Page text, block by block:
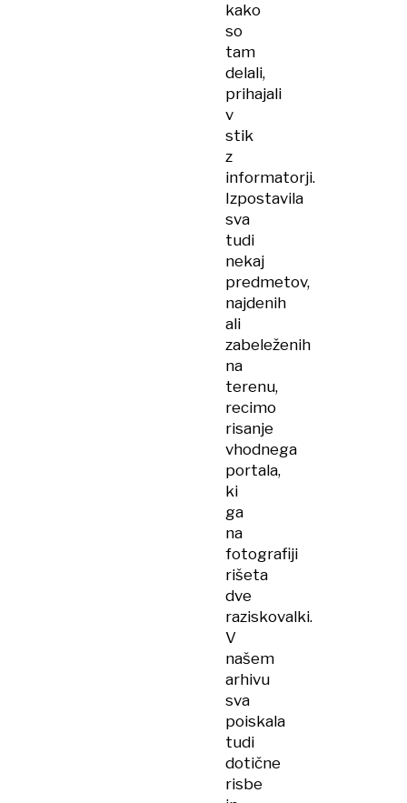
kako
so
tam
delali,
prihajali
v
stik
z
informatorji.
Izpostavila
sva
tudi
nekaj
predmetov,
najdenih
ali
zabeleženih
na
terenu,
recimo
risanje
vhodnega
portala,
ki
ga
na
fotografiji
rišeta
dve
raziskovalki.
V
našem
arhivu
sva
poiskala
tudi
dotične
risbe